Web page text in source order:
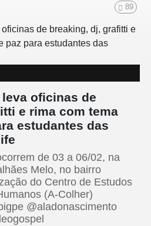
89
oficinas de
e rima com tema
estudantes das
de 03 a 06/02, na
Melo, no bairro
do Centro de Estudos
(A-Colher)
@aladonascimento